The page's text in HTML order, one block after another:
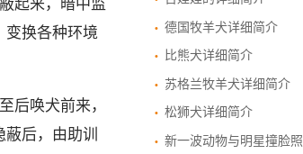
起来，暗中监
变换各种环境
后唤犬前来，
后，由助训
德国牧羊犬详细简介
比熊犬详细简介
苏格兰牧羊犬详细简介
松狮犬详细简介
新一波动物与明星撞脸照